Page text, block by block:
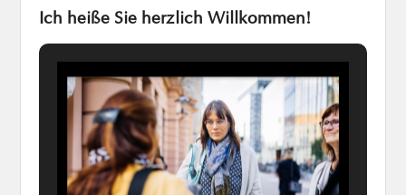
Ich heiße Sie herzlich Willkommen!